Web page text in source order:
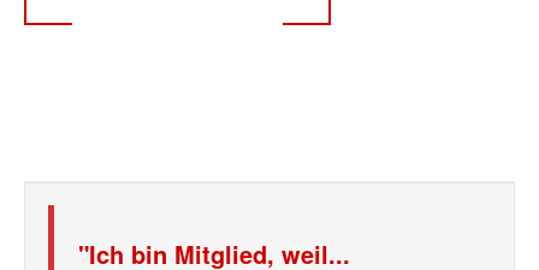
"Ich bin Mitglied, weil...